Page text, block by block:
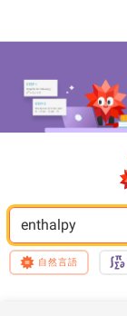
enthalpy
自然言語